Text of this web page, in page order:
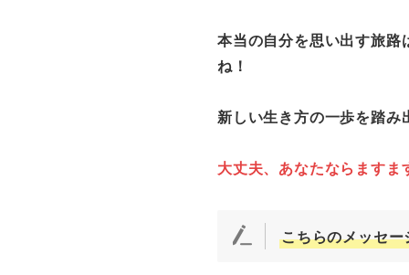
本当の自分を思い出す旅路
ね！
新しい生き方の一歩を踏
大丈夫、あなたならます
こちらのメッセ